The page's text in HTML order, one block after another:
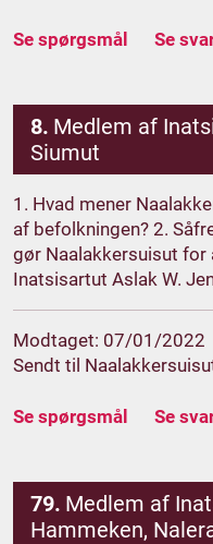
Se spørgsmål Se
8. Medlem af
Siumut
1. Hvad mener
af befolkningen? 2.
gør Naalakkersuisut for
Inatsisartut Aslak W.
Modtaget: 07/01/2022
Sendt til
Se spørgsmål Se
79. Medlem af
Hammeken,